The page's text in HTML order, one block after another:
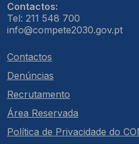
Contactos:
Tel: 211 548 700
info@compete2030.gov.pt
Contactos
Denúncias
Recrutamento
Área Reservada
Política de Privacidade do